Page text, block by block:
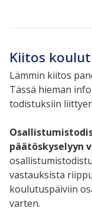
Kiitos
Lämmin kiitos
Tässä hieman
todistuksiin
päätöskyselyyn
vastauksista
koulutuspäiviin
varten.